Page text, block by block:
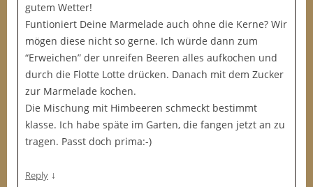
gutem Wetter!
Funtioniert Deine Marmelade auch ohne die Kerne? Wir
mögen diese nicht so gerne. Ich würde dann zum
“Erweichen” der unreifen Beeren alles aufkochen und
durch die Flotte Lotte drücken. Danach mit dem Zucker
zur Marmelade kochen.
Die Mischung mit Himbeeren schmeckt bestimmt
klasse. Ich habe späte im Garten, die fangen jetzt an zu
tragen. Passt doch prima:-)
Reply ↓